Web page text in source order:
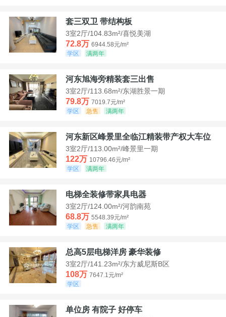
套三双卫 带结构板
3室2厅/104.83m²/喜悦美湖
72.8万 6944.58元/m²
学区
满两年
河东旭海旁精装套三出售
3室2厅/113.68m²/东湖胜景一期
79.8万 7019.7元/m²
学区
急售 满两年
河东新区峰景里全临江精装带产权大车位
3室2厅/113.00m²/峰景里一期
122万 10796.46元/m²
学区
满两年
电梯全装修带家具电器
3室2厅/124.00m²/河韵南苑
68.8万 5548.39元/m²
学区
急售 满两年
总高5层电梯洋房 豪华装修
3室2厅/141.23m²/东方威尼斯B区
108万 7647.1元/m²
学区
单位房 有院子 好停车